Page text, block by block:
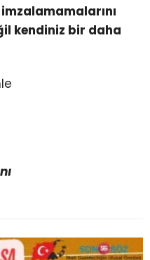
imzalamamalarını
kendiniz bir daha